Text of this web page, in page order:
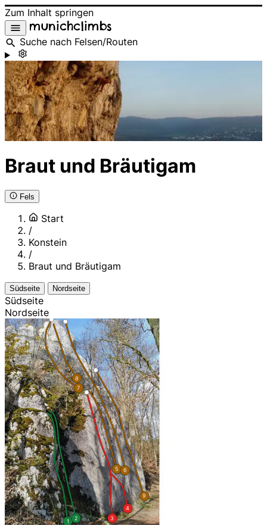
Zum Inhalt springen
munichclimbs
Suche nach Felsen/Routen
Braut und Bräutigam
Fels
Start
/
Konstein
/
Braut und Bräutigam
Südseite Nordseite
Südseite
Nordseite
1 2 3
4
5 6
7
8
9